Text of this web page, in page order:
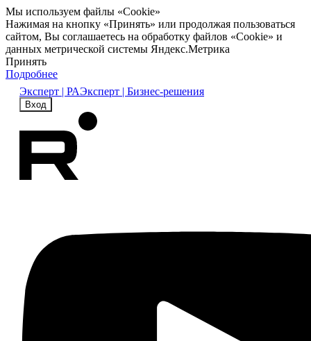
Мы используем файлы «Cookie»
Нажимая на кнопку «Принять» или продолжая пользоваться
сайтом, Вы соглашаетесь на обработку файлов «Cookie» и
данных метрической системы Яндекс.Метрика
Принять
Подробнее
Эксперт | РАЭксперт | Бизнес-решения
Вход